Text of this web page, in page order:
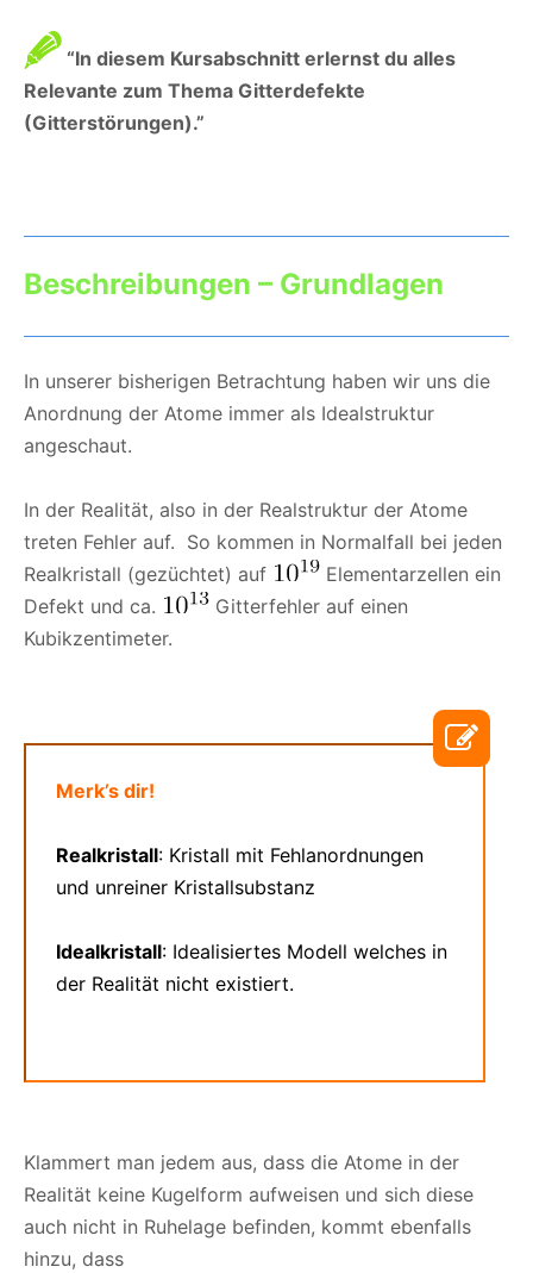
“In diesem Kursabschnitt erlernst du alles
Relevante zum Thema Gitterdefekte
(Gitterstörungen).”
Beschreibungen – Grundlagen
In unserer bisherigen Betrachtung haben wir uns die
Anordnung der Atome immer als Idealstruktur
angeschaut.
In der Realität, also in der Realstruktur der Atome
treten Fehler auf. So kommen in Normalfall bei jeden
Realkristall (gezüchtet) auf
Elementarzellen ein
Defekt und ca.
Gitterfehler auf einen
Kubikzentimeter.
Merk’s dir!
Realkristall: Kristall mit Fehlanordnungen
und unreiner Kristallsubstanz
Idealkristall: Idealisiertes Modell welches in
der Realität nicht existiert.
Klammert man jedem aus, dass die Atome in der
Realität keine Kugelform aufweisen und sich diese
auch nicht in Ruhelage befinden, kommt ebenfalls
hinzu, dass